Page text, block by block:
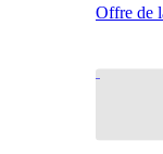
Offre de